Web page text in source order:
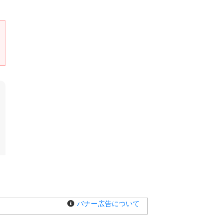
バナー広告について